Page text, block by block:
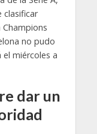
clasificar
no pudo
miércoles a
dar un